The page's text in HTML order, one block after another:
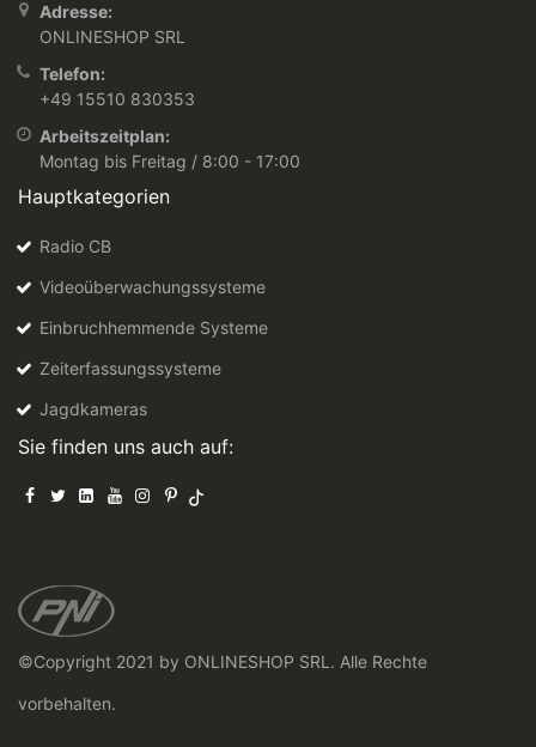
Adresse:
ONLINESHOP SRL
Telefon:
+49 15510 830353
Arbeitszeitplan:
Montag bis Freitag / 8:00 - 17:00
Hauptkategorien
Radio CB
Videoüberwachungssysteme
Einbruchhemmende Systeme
Zeiterfassungssysteme
Jagdkameras
Sie finden uns auch auf:
©Copyright 2021 by ONLINESHOP SRL. Alle Rechte
vorbehalten.